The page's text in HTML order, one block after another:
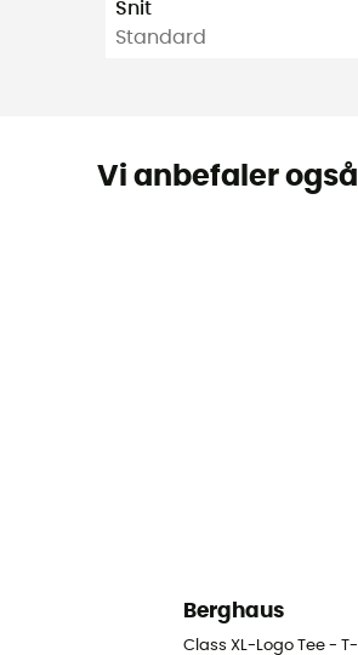
Snit
Standard
Vi anbefaler
Berghaus
Class XL-Logo Tee -